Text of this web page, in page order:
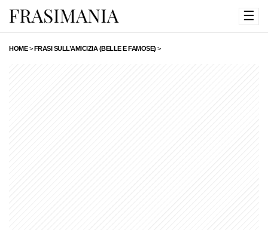
☰
HOME>FRASI SULL’AMICIZIA (BELLE E FAMOSE) >